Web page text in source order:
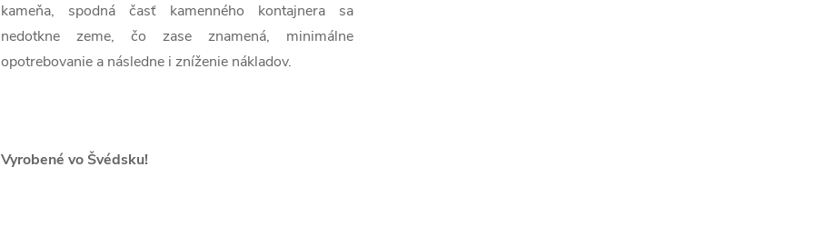
kameňa, spodná časť kamenného kontajnera sa
nedotkne zeme, čo zase znamená, minimálne
opotrebovanie a následne i zníženie nákladov.
Vyrobené vo Švédsku!